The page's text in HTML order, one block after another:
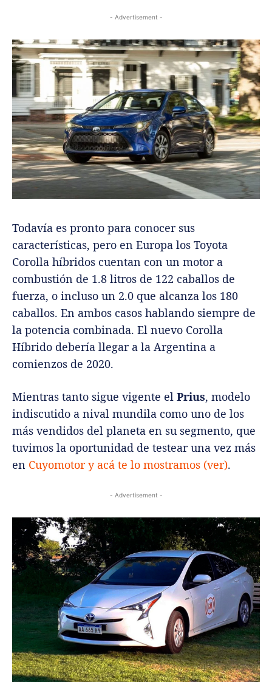
- Advertisement -
Todavía es pronto para conocer sus
características, pero en Europa los Toyota
Corolla híbridos cuentan con un motor a
combustión de 1.8 litros de 122 caballos de
fuerza, o incluso un 2.0 que alcanza los 180
caballos. En ambos casos hablando siempre de
la potencia combinada. El nuevo Corolla
Híbrido debería llegar a la Argentina a
comienzos de 2020.
Mientras tanto sigue vigente el Prius, modelo
indiscutido a nival mundila como uno de los
más vendidos del planeta en su segmento, que
tuvimos la oportunidad de testear una vez más
en Cuyomotor y acá te lo mostramos (ver).
- Advertisement -